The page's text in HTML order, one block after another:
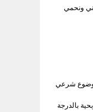
ونحمي
موضوع شرعي
بالدرجة